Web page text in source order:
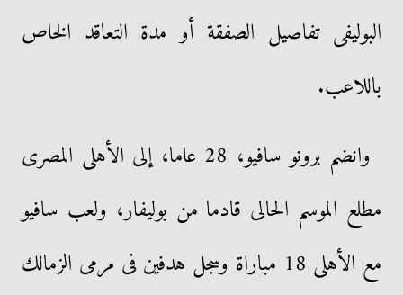
البوليفى تفاصيل الصفقة أو مدة التعاقد الخاص
باللاعب.
وانضم برونو سافيو، 28 عاما، إلى الأهلى المصرى
مطلع الموسم الحالى قادما من بوليفار، ولعب سافيو
مع الأهلى 18 مباراة وسجل هدفين فى مرمى الزمالك